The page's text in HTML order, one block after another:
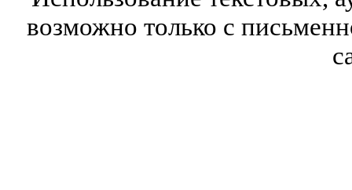
возможно только с